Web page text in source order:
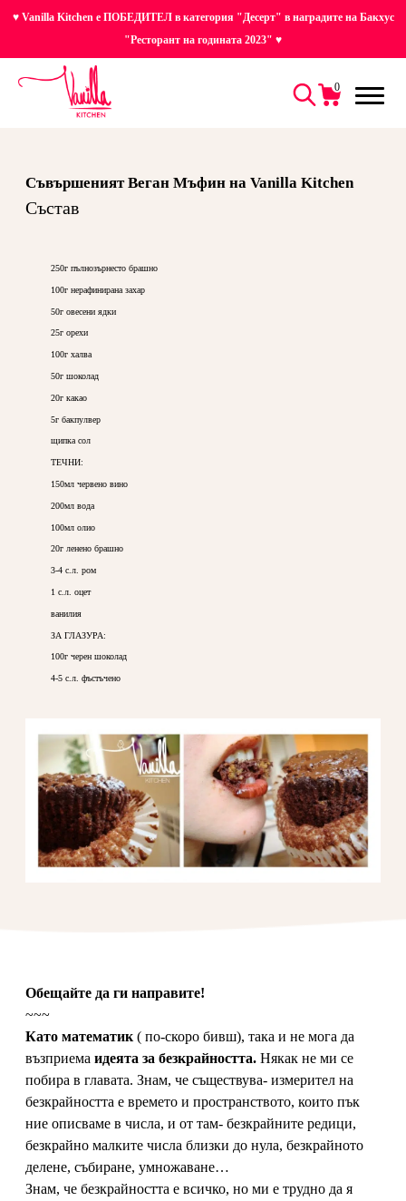
♥ Vanilla Kitchen е ПОБЕДИТЕЛ в категория "Десерт" в наградите на Бакхус
"Ресторант на годината 2023" ♥
0
Съвършеният Веган Мъфин на Vanilla Kitchen
Състав
250г пълнозърнесто брашно
100г нерафинирана захар
50г овесени ядки
25г орехи
100г халва
50г шоколад
20г какао
5г бакпулвер
щипка сол
ТЕЧНИ:
150мл червено вино
200мл вода
100мл олио
20г ленено брашно
3-4 с.л. ром
1 с.л. оцет
ванилия
ЗА ГЛАЗУРА:
100г черен шоколад
4-5 с.л. фъстъчено
Обещайте да ги направите!
~~~
Като математик ( по-скоро бивш), така и не мога да
възприема идеята за безкрайността. Някак не ми се
побира в главата. Знам, че съществува- измерител на
безкрайността е времето и пространството, които пък
ние описваме в числа, и от там- безкрайните редици,
безкрайно малките числа близки до нула, безкрайното
делене, събиране, умножаване…
Знам, че безкрайността е всичко, но ми е трудно да я